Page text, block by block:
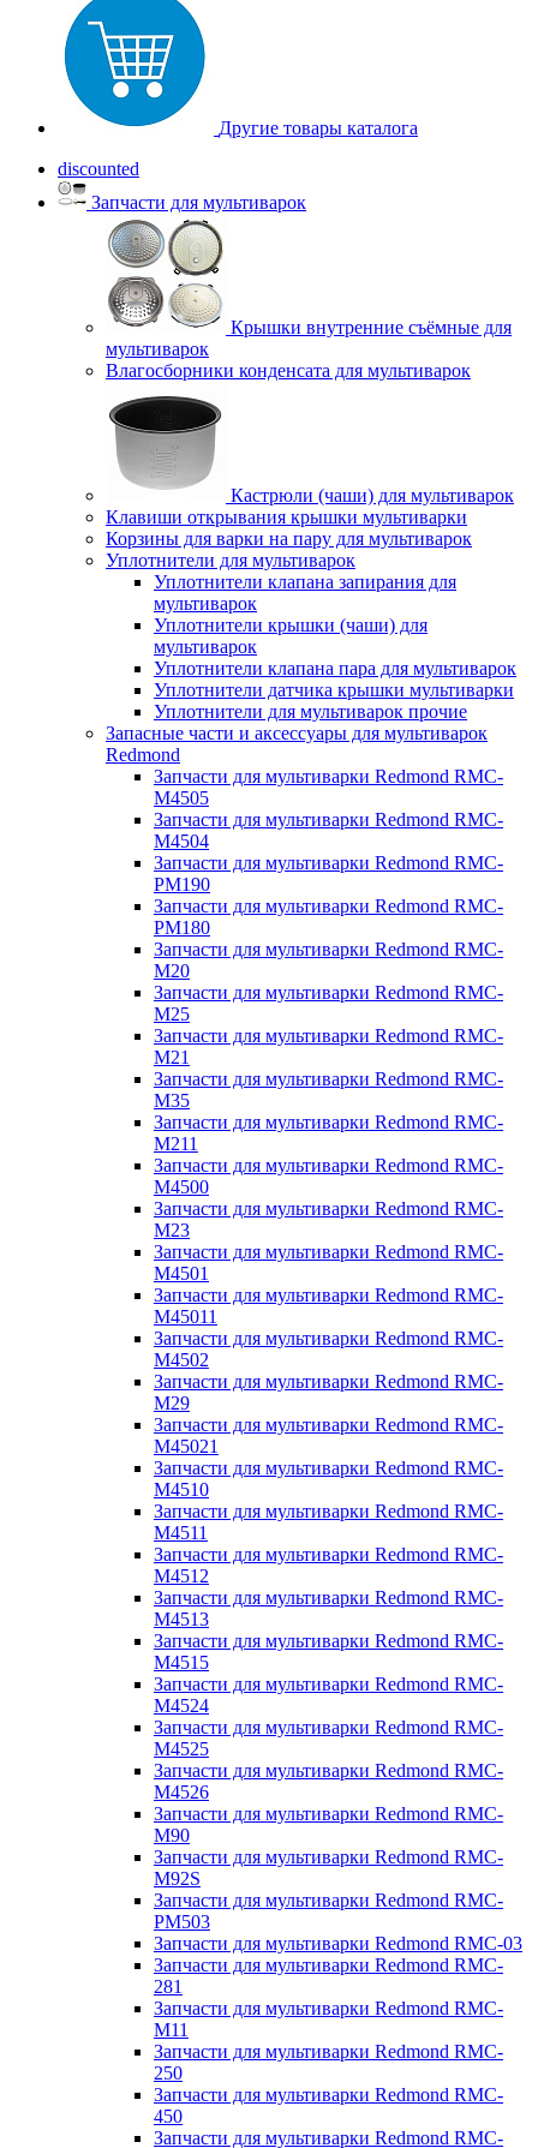
Другие товары каталога
discounted
Запчасти для мультиварок
Крышки внутренние съёмные для
мультиварок
Влагосборники конденсата для мультиварок
Кастрюли (чаши) для мультиварок
Клавиши открывания крышки мультиварки
Корзины для варки на пару для мультиварок
Уплотнители для мультиварок
Уплотнители клапана запирания для
мультиварок
Уплотнители крышки (чаши) для
мультиварок
Уплотнители клапана пара для мультиварок
Уплотнители датчика крышки мультиварки
Уплотнители для мультиварок прочие
Запасные части и аксессуары для мультиварок
Redmond
Запчасти для мультиварки Redmond RMC-
M4505
Запчасти для мультиварки Redmond RMC-
M4504
Запчасти для мультиварки Redmond RMC-
PM190
Запчасти для мультиварки Redmond RMC-
PM180
Запчасти для мультиварки Redmond RMC-
M20
Запчасти для мультиварки Redmond RMC-
M25
Запчасти для мультиварки Redmond RMC-
M21
Запчасти для мультиварки Redmond RMC-
M35
Запчасти для мультиварки Redmond RMC-
M211
Запчасти для мультиварки Redmond RMC-
M4500
Запчасти для мультиварки Redmond RMC-
M23
Запчасти для мультиварки Redmond RMC-
M4501
Запчасти для мультиварки Redmond RMC-
M45011
Запчасти для мультиварки Redmond RMC-
M4502
Запчасти для мультиварки Redmond RMC-
M29
Запчасти для мультиварки Redmond RMC-
M45021
Запчасти для мультиварки Redmond RMC-
M4510
Запчасти для мультиварки Redmond RMC-
M4511
Запчасти для мультиварки Redmond RMC-
M4512
Запчасти для мультиварки Redmond RMC-
M4513
Запчасти для мультиварки Redmond RMC-
M4515
Запчасти для мультиварки Redmond RMC-
M4524
Запчасти для мультиварки Redmond RMC-
M4525
Запчасти для мультиварки Redmond RMC-
M4526
Запчасти для мультиварки Redmond RMC-
M90
Запчасти для мультиварки Redmond RMC-
M92S
Запчасти для мультиварки Redmond RMC-
PM503
Запчасти для мультиварки Redmond RMC-03
Запчасти для мультиварки Redmond RMC-
281
Запчасти для мультиварки Redmond RMC-
M11
Запчасти для мультиварки Redmond RMC-
250
Запчасти для мультиварки Redmond RMC-
450
Запчасти для мультиварки Redmond RMC-